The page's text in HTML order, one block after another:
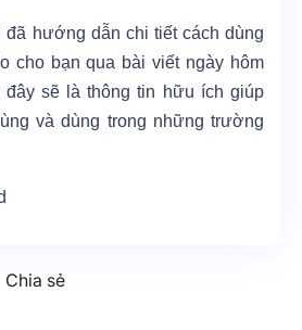
đã hướng dẫn chi tiết cách dùng
cho bạn qua bài viết ngày hôm
đây sẽ là thông tin hữu ích giúp
và dùng trong những trường
Chia sẻ